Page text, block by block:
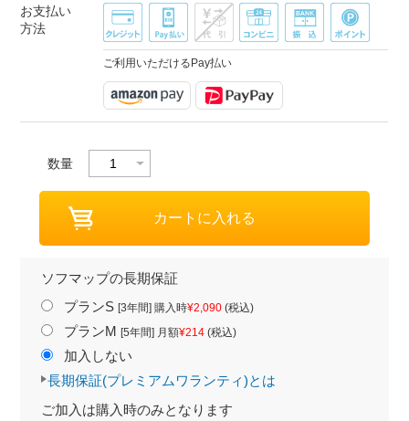
お支払い
方法
ご利用いただけるPay払い
数量
ソフマップの長期保証
プランS [3年間] 購入時¥2,090(税込)
プランM [5年間] 月額¥214(税込)
加入しない
長期保証(プレミアムワランティ)とは
ご加入は購入時のみとなります